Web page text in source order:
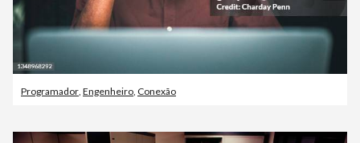
Programador Engenheiro Conexão